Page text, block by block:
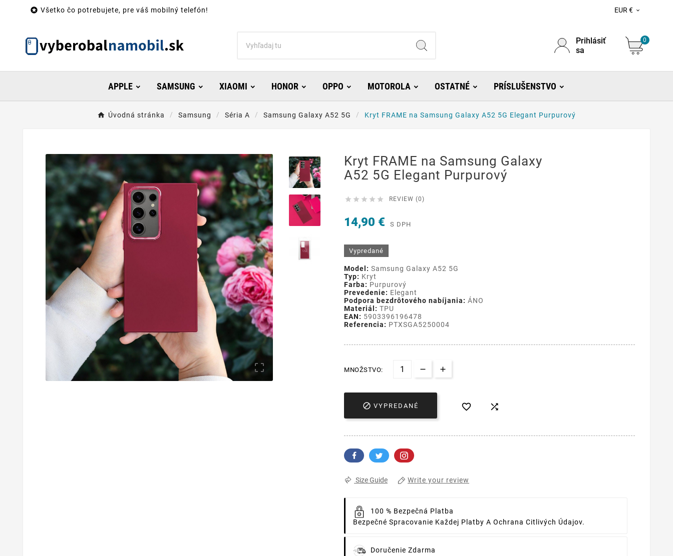
 Všetko čo potrebujete, pre váš mobilný telefón! EUR € 
Prihlásiť
sa
0
APPLE SAMSUNG XIAOMI HONOR OPPO MOTOROLA OSTATNÉ PRÍSLUŠENSTVO
Úvodná stránka Samsung Séria A Samsung Galaxy A52 5G Kryt FRAME na Samsung Galaxy A52 5G Elegant Purpurový

Kryt FRAME na Samsung Galaxy
A52 5G Elegant Purpurový
     REVIEW (0)
14,90 € S DPH
Vypredané
Model: Samsung Galaxy A52 5G
Typ: Kryt
Farba: Purpurový
Prevedenie: Elegant
Podpora bezdrôtového nabíjania: ÁNO
Materiál: TPU
EAN: 5903396196478
Referencia: PTXSGA5250004
MNOŽSTVO:
 VYPREDANÉ  
Size Guide Write your review
100 % Bezpečná Platba
Bezpečné Spracovanie Každej Platby A Ochrana Citlivých Údajov.
Doručenie Zdarma